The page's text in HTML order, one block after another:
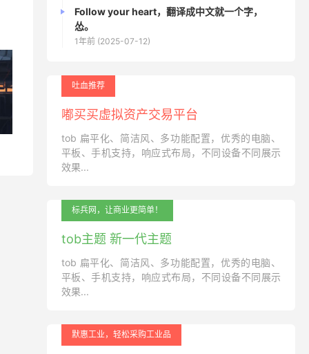
Follow your heart，翻译成中文就一个字，
怂。
1年前 (2025-07-12)
吐血推荐
嘟买买虚拟资产交易平台
tob 扁平化、简洁风、多功能配置，优秀的电脑、
平板、手机支持，响应式布局，不同设备不同展示
效果...
标兵网，让商业更简单！
tob主题 新一代主题
tob 扁平化、简洁风、多功能配置，优秀的电脑、
平板、手机支持，响应式布局，不同设备不同展示
效果...
默惠工业，轻松采购工业品